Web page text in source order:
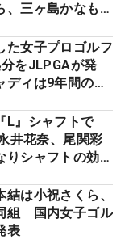
、三ヶ島かなも使
ギア”】
た女子プロゴルフ
をJLPGAが発
ィは9年間の立
L』シャフトで
井花奈、尾関彩
りシャフトの効果
は小祝さくら、
組 国内女子ゴル
表